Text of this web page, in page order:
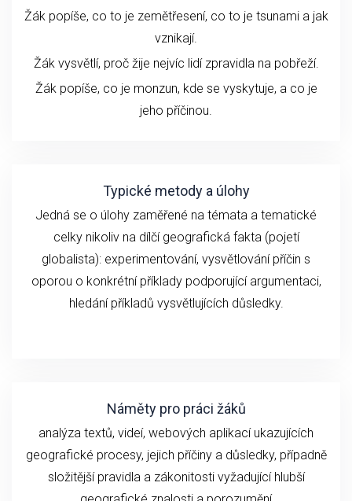
Žák popíše, co to je zemětřesení, co to je tsunami a jak
vznikají.
Žák vysvětlí, proč žije nejvíc lidí zpravidla na pobřeží.
Žák popíše, co je monzun, kde se vyskytuje, a co je
jeho příčinou.
Typické metody a úlohy
Jedná se o úlohy zaměřené na témata a tematické
celky nikolivna dílčí geografická fakta (pojetí
globalista): experimentování, vysvětlování příčin s
oporou o konkrétní příklady podporující argumentaci,
hledání příkladů vysvětlujících důsledky.
Náměty pro práci žáků
analýza textů, videí, webových aplikací ukazujících
geografické procesy, jejich příčiny a důsledky, případně
složitější pravidla a zákonitosti vyžadující hlubší